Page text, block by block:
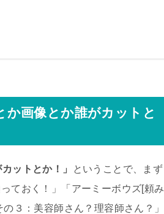
画像とか誰がカットと
ットとか！」
ということで、まず
ておく！」「アーミーボウズ[頼み
３：美容師さん？理容師さん？」